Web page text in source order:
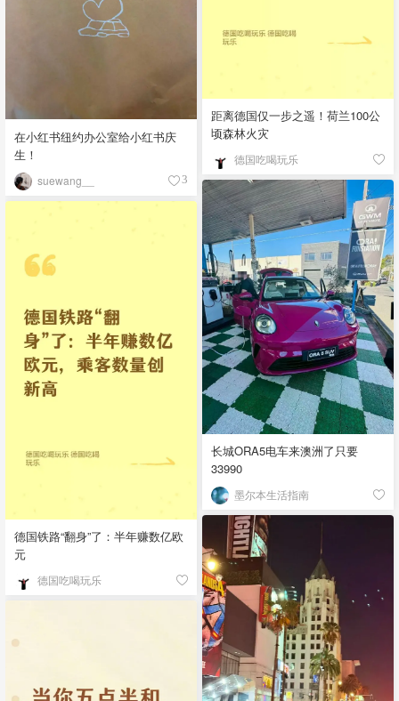
距离德国仅一步之遥！荷兰100公
顷森林火灾
德国吃喝玩乐
在小红书纽约办公室给小红书庆
生！
suewang__ 3
长城ORA5电车来澳洲了只要
33990
墨尔本生活指南
德国铁路“翻身”了：半年赚数亿欧
元
德国吃喝玩乐